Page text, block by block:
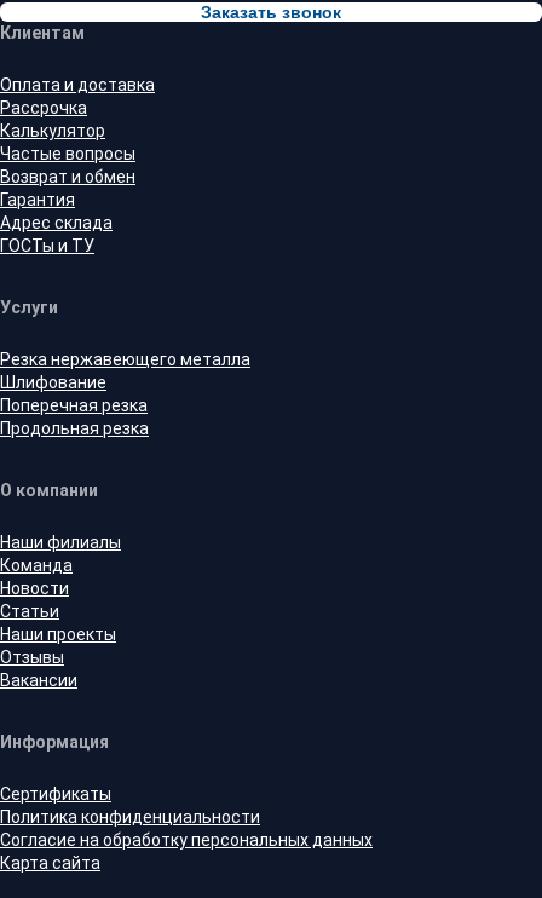
Заказать звонок
Клиентам
Оплата и доставка
Рассрочка
Калькулятор
Частые вопросы
Возврат и обмен
Гарантия
Адрес склада
ГОСТы и ТУ
Услуги
Резка нержавеющего металла
Шлифование
Поперечная резка
Продольная резка
О компании
Наши филиалы
Команда
Новости
Статьи
Наши проекты
Отзывы
Вакансии
Информация
Сертификаты
Политика конфиденциальности
Согласие на обработку персональных данных
Карта сайта